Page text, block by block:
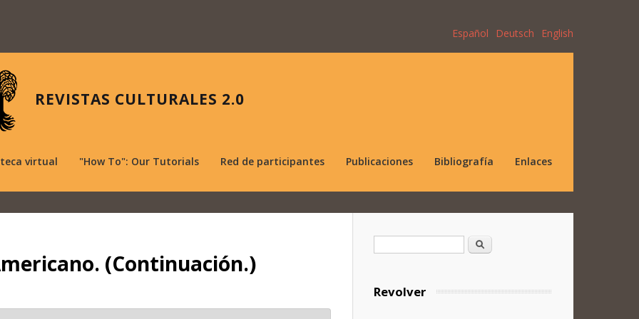
Español Deutsch English
REVISTAS CULTURALES 2.0
virtual "How To": Our Tutorials Red de participantes Publicaciones Bibliografía Enlaces
(Continuación.)
Formulario de búsqueda
Buscar
Revolver